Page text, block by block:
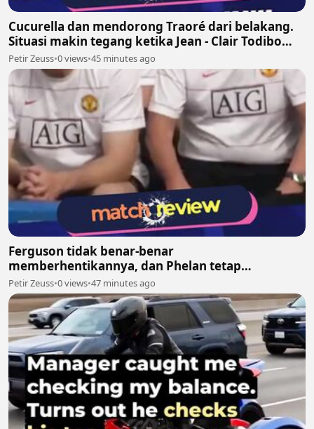
Cucurella dan mendorong Traoré dari belakang.
Situasi makin tegang ketika Jean - Clair Todibo
ikut terlibat dan memegang leher João Pedro
Petir Zeuss•0 views•45 minutes ago
Ferguson tidak benar-benar
memberhentikannya, dan Phelan tetap
melanjutkan pekerjaannya bersama United
setelah itu
Petir Zeuss•0 views•47 minutes ago